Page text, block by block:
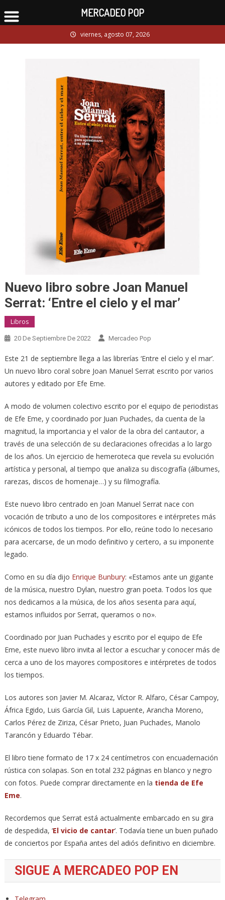
to
viernes, agosto 07, 2026
Nuevo libro sobre Joan Manuel
Serrat: ‘Entre el cielo y el mar’
Libros
20 De Septiembre De 2022 Mercadeo Pop
Este 21 de septiembre llega a las librerías ‘Entre el cielo y el mar’.
Un nuevo libro coral sobre Joan Manuel Serrat escrito por varios
autores y editado por Efe Eme.
A modo de volumen colectivo escrito por el equipo de periodistas
de Efe Eme, y coordinado por Juan Puchades, da cuenta de la
magnitud, la importancia y el valor de la obra del cantautor, a
través de una selección de su declaraciones ofrecidas a lo largo
de los años. Un ejercicio de hemeroteca que revela su evolución
artística y personal, al tiempo que analiza su discografía (álbumes,
rarezas, discos de homenaje…) y su filmografía.
Este nuevo libro centrado en Joan Manuel Serrat nace con
vocación de tributo a uno de los compositores e intérpretes más
icónicos de todos los tiempos. Por ello, reúne todo lo necesario
para acercarse, de un modo definitivo y certero, a su imponente
legado.
Como en su día dijo Enrique Bunbury: «Estamos ante un gigante
de la música, nuestro Dylan, nuestro gran poeta. Todos los que
nos dedicamos a la música, de los años sesenta para aquí,
estamos influidos por Serrat, queramos o no».
Coordinado por Juan Puchades y escrito por el equipo de Efe
Eme, este nuevo libro invita al lector a escuchar y conocer más de
cerca a uno de los mayores compositores e intérpretes de todos
los tiempos.
Los autores son Javier M. Alcaraz, Víctor R. Alfaro, César Campoy,
África Egido, Luis García Gil, Luis Lapuente, Arancha Moreno,
Carlos Pérez de Ziriza, César Prieto, Juan Puchades, Manolo
Tarancón y Eduardo Tébar.
El libro tiene formato de 17 x 24 centímetros con encuadernación
rústica con solapas. Son en total 232 páginas en blanco y negro
con fotos. Puede comprar directamente en la tienda de Efe
Eme.
Recordemos que Serrat está actualmente embarcado en su gira
de despedida, ‘El vicio de cantar‘. Todavía tiene un buen puñado
de conciertos por España antes del adiós definitivo en diciembre.
SIGUE A MERCADEO POP EN
MERCADEO POP